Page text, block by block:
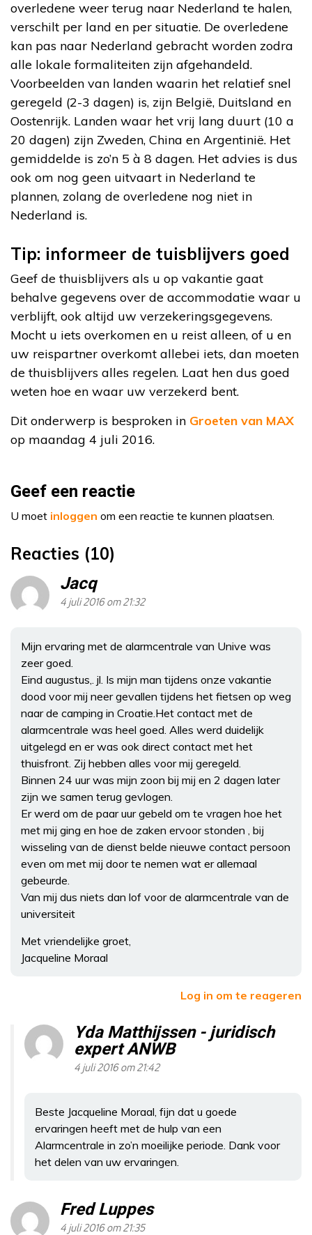
overledene weer terug naar Nederland te halen,
verschilt per land en per situatie. De overledene
kan pas naar Nederland gebracht worden zodra
alle lokale formaliteiten zijn afgehandeld.
Voorbeelden van landen waarin het relatief snel
geregeld (2-3 dagen) is, zijn België, Duitsland en
Oostenrijk. Landen waar het vrij lang duurt (10 a
20 dagen) zijn Zweden, China en Argentinië. Het
gemiddelde is zo’n 5 à 8 dagen. Het advies is dus
ook om nog geen uitvaart in Nederland te
plannen, zolang de overledene nog niet in
Nederland is.
Tip: informeer de tuisblijvers goed
Geef de thuisblijvers als u op vakantie gaat
behalve gegevens over de accommodatie waar u
verblijft, ook altijd uw verzekeringsgegevens.
Mocht u iets overkomen en u reist alleen, of u en
uw reispartner overkomt allebei iets, dan moeten
de thuisblijvers alles regelen. Laat hen dus goed
weten hoe en waar uw verzekerd bent.
Dit onderwerp is besproken in Groeten van MAX
op maandag 4 juli 2016.
Geef een reactie
U moet inloggen om een reactie te kunnen plaatsen.
Reacties (10)
Jacq
4 juli 2016 om 21:32
Mijn ervaring met de alarmcentrale van Unive was
zeer goed.
Eind augustus,. jl. Is mijn man tijdens onze vakantie
dood voor mij neer gevallen tijdens het fietsen op weg
naar de camping in Croatie.Het contact met de
alarmcentrale was heel goed. Alles werd duidelijk
uitgelegd en er was ook direct contact met het
thuisfront. Zij hebben alles voor mij geregeld.
Binnen 24 uur was mijn zoon bij mij en 2 dagen later
zijn we samen terug gevlogen.
Er werd om de paar uur gebeld om te vragen hoe het
met mij ging en hoe de zaken ervoor stonden , bij
wisseling van de dienst belde nieuwe contact persoon
even om met mij door te nemen wat er allemaal
gebeurde.
Van mij dus niets dan lof voor de alarmcentrale van de
universiteit
Met vriendelijke groet,
Jacqueline Moraal
Log in om te reageren
Yda Matthijssen - juridisch
expert ANWB
4 juli 2016 om 21:42
Beste Jacqueline Moraal, fijn dat u goede
ervaringen heeft met de hulp van een
Alarmcentrale in zo’n moeilijke periode. Dank voor
het delen van uw ervaringen.
Fred Luppes
4 juli 2016 om 21:35